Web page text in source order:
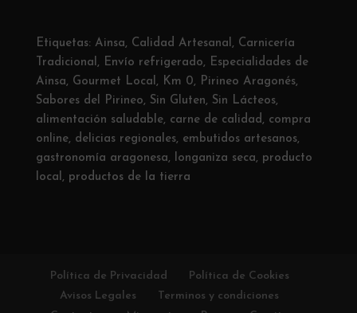
Etiquetas: Ainsa, Calidad Artesanal, Carnicería
Tradicional, Envío refrigerado, Especialidades de
Ainsa, Gourmet Local, Km 0, Pirineo Aragonés,
Sabores del Pirineo, Sin Gluten, Sin Lácteos,
alimentación saludable, carne de calidad, compra
online, delicias regionales, embutidos artesanos,
gastronomía aragonesa, longaniza seca, producto
local, productos de la tierra
Política de Privacidad
Política de Cookies
Avisos Legales
Terminos y condiciones